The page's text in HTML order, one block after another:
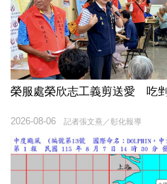
榮服處榮欣志工義剪送愛 吃
記者張文熹／彰化報導
2026-08-06